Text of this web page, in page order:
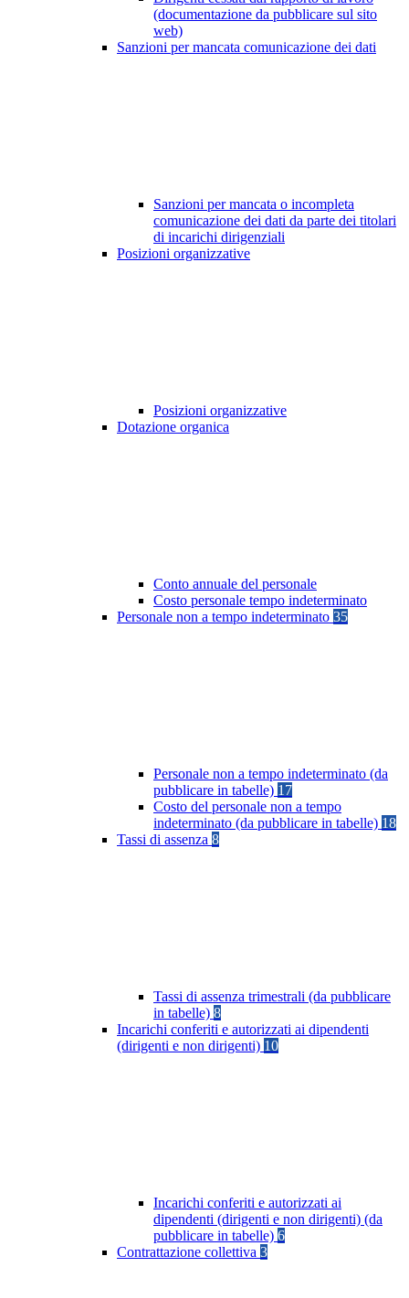
(documentazione da pubblicare sul sito
web)
Sanzioni per mancata comunicazione dei dati
Sanzioni per mancata o incompleta
comunicazione dei dati da parte dei titolari
di incarichi dirigenziali
Posizioni organizzative
Posizioni organizzative
Dotazione organica
Conto annuale del personale
Costo personale tempo indeterminato
Personale non a tempo indeterminato 35
Personale non a tempo indeterminato (da
pubblicare in tabelle) 17
Costo del personale non a tempo
indeterminato (da pubblicare in tabelle) 18
Tassi di assenza 8
Tassi di assenza trimestrali (da pubblicare
in tabelle) 8
Incarichi conferiti e autorizzati ai dipendenti
(dirigenti e non dirigenti) 10
Incarichi conferiti e autorizzati ai
dipendenti (dirigenti e non dirigenti) (da
pubblicare in tabelle) 6
Contrattazione collettiva 3